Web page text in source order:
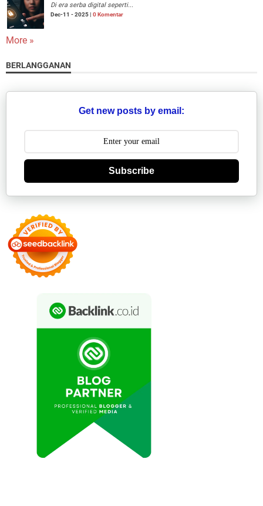
Di era serba digital seperti...
Dec-11 - 2025 | 0 Komentar
More »
BERLANGGANAN
Get new posts by email:
Subscribe